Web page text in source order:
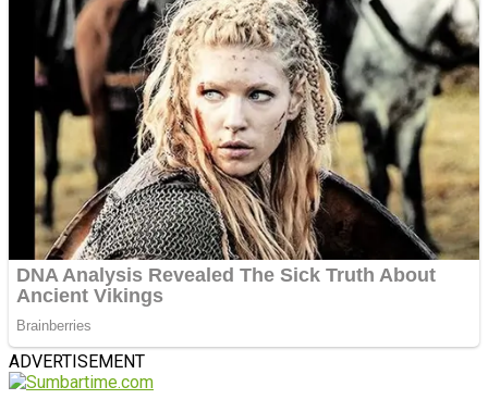
ADVERTISEMENT